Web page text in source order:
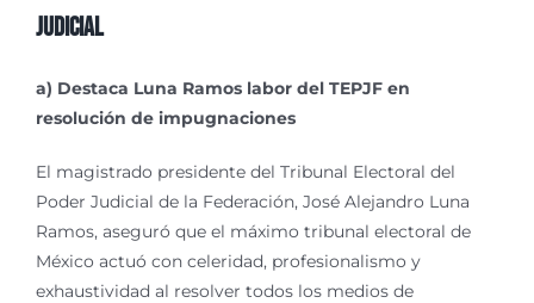
Judicial
a) Destaca Luna Ramos labor del TEPJF en
resolución de impugnaciones
El magistrado presidente del Tribunal Electoral del
Poder Judicial de la Federación, José Alejandro Luna
Ramos, aseguró que el máximo tribunal electoral de
México actuó con celeridad, profesionalismo y
exhaustividad al resolver todos los medios de